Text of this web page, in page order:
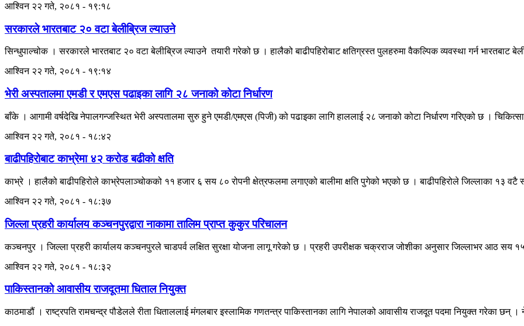
आश्विन २२ गते, २०८१ - १९:१८
सरकारले भारतबाट २० वटा बेलीब्रिज ल्याउने
सिन्धुपाल्चोक । सरकारले भारतबाट २० वटा बेलीब्रिज ल्याउने तयारी गरेको छ । हालैको बाढीपहिरोबाट क्षतिग्रस्त पुलहरुमा वैकल्पिक व्यवस्था गर्न भारतबाट
आश्विन २२ गते, २०८१ - १९:१४
भेरी अस्पतालमा एमडी र एमएस पढाइका लागि २८ जनाको कोटा निर्धारण
बाँके । आगामी वर्षदेखि नेपालगन्जस्थित भेरी अस्पतालमा सुरु हुने एमडी/एमएस (पिजी) को पढाइका लागि हाललाई २८ जनाको कोटा निर्धारण गरिएको छ । चिकित्सा
आश्विन २२ गते, २०८१ - १८:४२
बाढीपहिरोबाट काभ्रेमा ४२ करोड बढीको क्षति
काभ्रे । हालैको बाढीपहिरोले काभ्रेपलाञ्चोकको ११ हजार ६ सय ८० रोपनी क्षेत्रफलमा लगाएको बालीमा क्षति पुगेको भएको छ । बाढीपहिरोले जिल्लाका १३ वटै
आश्विन २२ गते, २०८१ - १८:३७
जिल्ला प्रहरी कार्यालय कञ्चनपुरद्वारा नाकामा तालिम प्राप्त कुकुर परिचालन
कञ्चनपुर । जिल्ला प्रहरी कार्यालय कञ्चनपुरले चाडपर्व लक्षित सुरक्षा योजना लागू गरेको छ । प्रहरी उपरीक्षक चक्रराज जोशीका अनुसार जिल्लाभर आठ सय
आश्विन २२ गते, २०८१ - १८:३२
पाकिस्तानको आवासीय राजदूतमा धिताल नियुक्त
काठमाडौं । राष्ट्रपति रामचन्द्र पौडेलले रीता धिताललाई मंगलबार इस्लामिक गणतन्त्र पाकिस्तानका लागि नेपालको आवासीय राजदूत पदमा नियुक्त गरेका छन् ।